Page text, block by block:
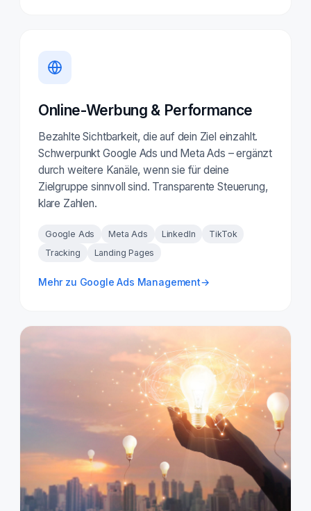
Online-Werbung & Performance
Bezahlte Sichtbarkeit, die auf dein Ziel einzahlt.
Schwerpunkt Google Ads und Meta Ads – ergänzt
durch weitere Kanäle, wenn sie für deine
Zielgruppe sinnvoll sind. Transparente Steuerung,
klare Zahlen.
Google Ads Meta Ads LinkedIn
TikTok
Tracking
Landing Pages
Mehr zu Google Ads Management→